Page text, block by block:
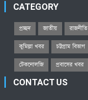
CATEGORY
প্রচ্ছদ জাতীয় রাজনীতি
কুমিল্লা খবর চট্টগ্রাম বিভাগ
টেকনোলজি প্রবাসের খবর
CONTACT US